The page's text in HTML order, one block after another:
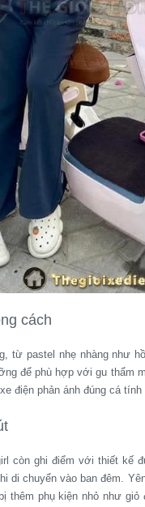
cách
từ pastel nhẹ nhàng như
để phù hợp với gu thẩm
điện phản ánh đúng cá
còn ghi điểm với thiết kế
di chuyển vào ban đêm.
thêm phụ kiện nhỏ như